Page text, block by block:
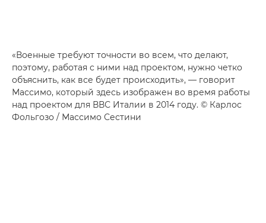
«Военные требуют точности во всем, что делают,
поэтому, работая с ними над проектом, нужно четко
объяснить, как все будет происходить», — говорит
Массимо, который здесь изображен во время работы
над проектом для ВВС Италии в 2014 году. © Карлос
Фольгозо / Массимо Сестини